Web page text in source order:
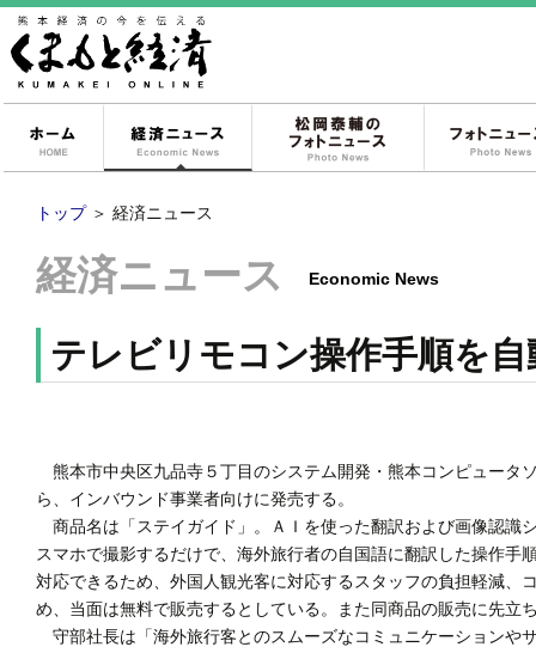
経済ニュース
トップ ＞ 経済ニュース
経済ニュース Economic News
テレビリモコン操作手順を
熊本市中央区九品寺５丁目のシステム開発・熊本コンピュータ
ら、インバウンド事業者向けに発売する。
商品名は「ステイガイド」。ＡＩを使った翻訳および画像認識
スマホで撮影するだけで、海外旅行者の自国語に翻訳した操作
対応できるため、外国人観光客に対応するスタッフの負担軽減
め、当面は無料で販売するとしている。また同商品の販売に先
守部社長は「海外旅行客とのスムーズなコミュニケーションや